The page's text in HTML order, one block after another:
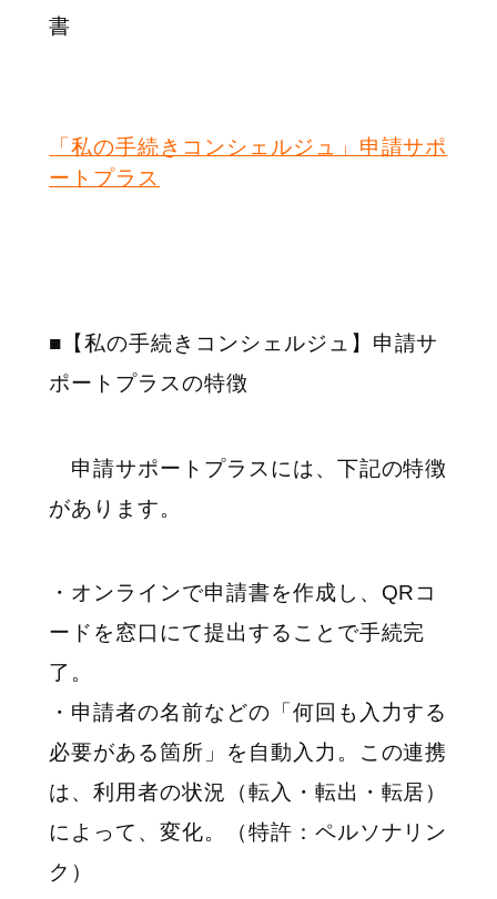
書
「私の手続きコンシェルジュ」申請サポ
ートプラス
■ 【私の手続きコンシェルジュ】申請サ
ポートプラスの特徴
申請サポートプラスには、下記の特徴
があります。
・オンラインで申請書を作成し、QRコ
ードを窓口にて提出することで手続完
了。
・申請者の名前などの「何回も入力する
必要がある箇所」を自動入力。この連携
は、利用者の状況（転入・転出・転居）
によって、変化。（特許：ペルソナリン
ク）